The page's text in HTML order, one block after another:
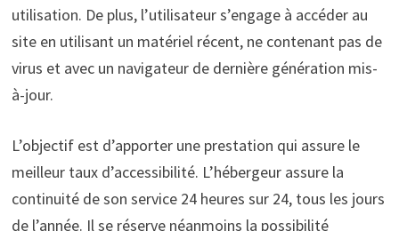
utilisation. De plus, l’utilisateur s’engage à accéder au
site en utilisant un matériel récent, ne contenant pas de
virus et avec un navigateur de dernière génération mis-
à-jour.
L’objectif est d’apporter une prestation qui assure le
meilleur taux d’accessibilité. L’hébergeur assure la
continuité de son service 24 heures sur 24, tous les jours
de l’année. Il se réserve néanmoins la possibilité